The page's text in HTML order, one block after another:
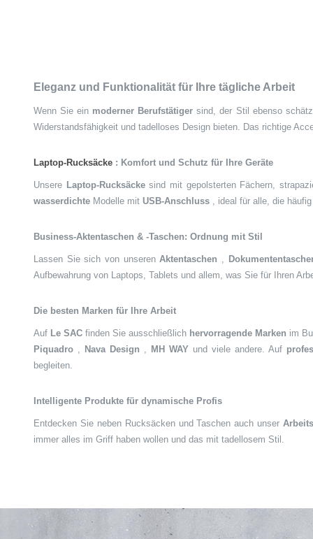
Eleganz und Funktionalität für Ihre tägliche Arbeit
Wenn Sie ein moderner Berufstätiger sind, der Stil ebenso
Widerstandsfähigkeit und tadelloses Design bieten. Das richtige
Laptop-Rucksäcke : Komfort und Schutz für Ihre Geräte
Unsere Laptop-Rucksäckesind mit gepolsterten Fächern,
wasserdichte Modelle mit USB-Anschluss , ideal für alle, die
Business-Aktentaschen & -Taschen: Ordnung mit Stil
Lassen Sie sich von unseren Aktentaschen
Aufbewahrung von Laptops, Tablets und allem, was Sie für Ihren
Die besten Marken für Ihre Arbeit
Auf Le SAC finden Sie ausschließlich hervorragende Marken im
Piquadro
Nava Design MH WAY und viele andere. Auf
begleiten.
Intelligente Produkte für dynamische Profis
Entdecken Sie neben Rucksäcken und Taschen auch unser
immer alles im Griff haben wollen und das mit tadellosem Stil.